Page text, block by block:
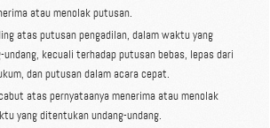
atau menolak putusan.
atas putusan pengadilan, dalam waktu yang
kecuali terhadap putusan bebas, lepas dari
dan putusan dalam acara cepat.
atas pernyataanya menerima atau menolak
yang ditentukan undang-undang.